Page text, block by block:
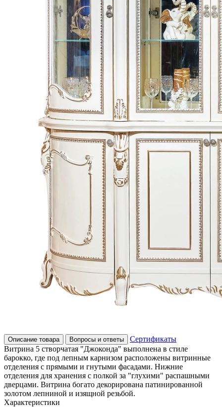
Описание товара Вопросы и ответы
Сертификаты
Витрина 5 створчатая "Джоконда" выполнена в стиле
барокко, где под лепным карнизом расположены витринные
отделения с прямыми и гнутыми фасадами. Нижние
отделения для хранения с полкой за "глухими" распашными
дверцами. Витрина богато декорирована патинированной
золотом лепниной и изящной резьбой.
Характеристики